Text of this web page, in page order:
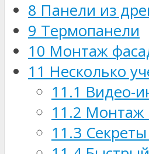
8 Панели из
9 Термопанели
10 Монтаж
11 Несколько
11.1 Видео-
11.2 Монтаж
11.3